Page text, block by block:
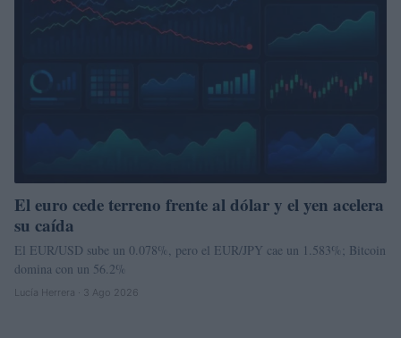
El euro cede terreno frente al dólar y el yen acelera
su caída
El EUR/USD sube un 0.078%, pero el EUR/JPY cae un 1.583%; Bitcoin
domina con un 56.2%
Lucía Herrera · 3 Ago 2026